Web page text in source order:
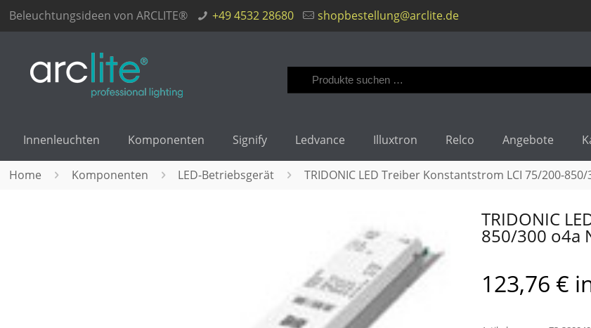
Beleuchtungsideen von ARCLITE® +49 4532 28680 shopbestellung@arclite.de
Suchen
nach:
Innenleuchten Komponenten Signify Ledvance Illuxtron Relco Angebote
Home Komponenten LED-Betriebsgerät TRIDONIC LED Treiber Konstantstrom LCI 75/200-850/
TRIDONIC
850/300 o4a
123,76 €